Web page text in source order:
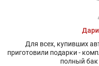
Для всех, купивших
приготовили подарки -
полный